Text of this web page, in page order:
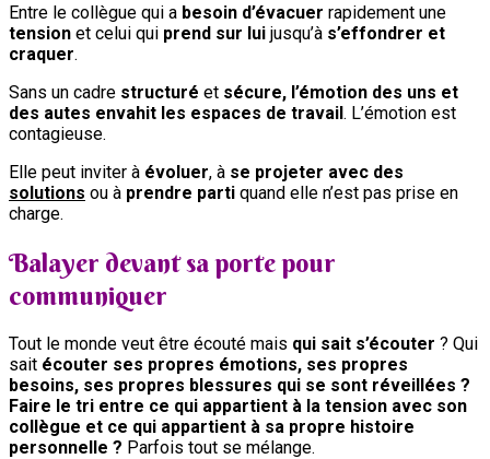
‍Entre le collègue qui a besoin d’évacuer rapidement une
tension et celui qui prend sur lui jusqu’à s’effondrer et
craquer.
Sans un cadre structuré et sécure, l’émotion des uns et
des autes envahit les espaces de travail. L’émotion est
contagieuse.
Elle peut inviter à évoluer, à se projeter avec des
solutions ou à prendre parti quand elle n’est pas prise en
charge.
Balayer devant sa porte pour
communiquer
‍‍Tout le monde veut être écouté mais qui sait s’écouter ? Qui
sait écouter ses propres émotions, ses propres
besoins, ses propres blessures qui se sont réveillées ?
Faire le tri entre ce qui appartient à la tension avec son
collègue et ce qui appartient à sa propre histoire
personnelle ? Parfois tout se mélange.